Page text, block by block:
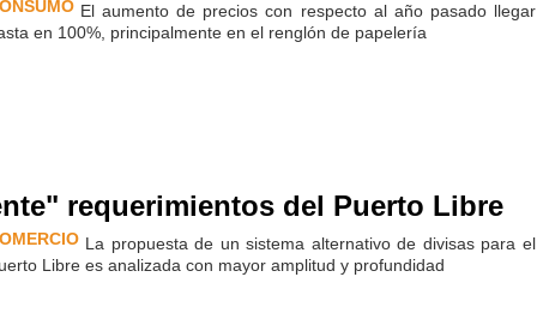
El aumento de precios con respecto al año pasado llegar
en 100%, principalmente en el renglón de papelería
requerimientos del Puerto Libre
La propuesta de un sistema alternativo de divisas para el
Libre es analizada con mayor amplitud y profundidad